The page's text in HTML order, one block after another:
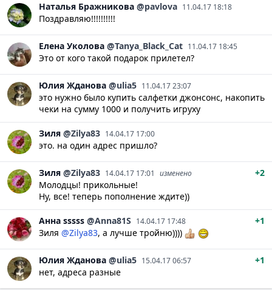
Наталья Бражникова @pavlova 11.04.17 18:18
Поздравляю!!!!!!!!!!
Елена Уколова @Tanya_Black_Cat 11.04.17 18:45
Это от кого такой подарок прилетел?
Юлия Жданова @ulia5 11.04.17 23:07
это нужно было купить салфетки джонсонс, накопить
чеки на сумму 1000 и получить игруху
Зиля @Zilya83 14.04.17 17:00
это. на один адрес пришло?
Зиля @Zilya83 14.04.17 17:01 изменено
+2
Молодцы! прикольные!
Ну, все! теперь пополнение ждите))
Анна sssss @Anna81S 14.04.17 17:48
+1
Зиля @Zilya83, а лучше тройню))))
Юлия Жданова @ulia5 15.04.17 06:57
+1
нет, адреса разные